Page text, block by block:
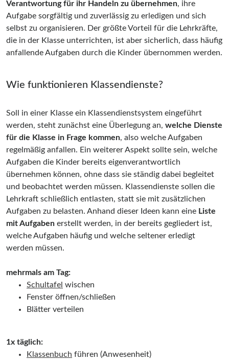
Verantwortung für ihr Handeln zu übernehmen, ihre
Aufgabe sorgfältig und zuverlässig zu erledigen und sich
selbst zu organisieren. Der größte Vorteil für die Lehrkräfte,
die in der Klasse unterrichten, ist aber sicherlich, dass häufig
anfallende Aufgaben durch die Kinder übernommen werden.
Wie funktionieren Klassendienste?
Soll in einer Klasse ein Klassendienstsystem eingeführt
werden, steht zunächst eine Überlegung an, welche Dienste
für die Klasse in Frage kommen, also welche Aufgaben
regelmäßig anfallen. Ein weiterer Aspekt sollte sein, welche
Aufgaben die Kinder bereits eigenverantwortlich
übernehmen können, ohne dass sie ständig dabei begleitet
und beobachtet werden müssen. Klassendienste sollen die
Lehrkraft schließlich entlasten, statt sie mit zusätzlichen
Aufgaben zu belasten. Anhand dieser Ideen kann eine Liste
mit Aufgaben erstellt werden, in der bereits gegliedert ist,
welche Aufgaben häufig und welche seltener erledigt
werden müssen.
mehrmals am Tag:
Schultafel wischen
Fenster öffnen/schließen
Blätter verteilen
1x täglich:
Klassenbuch führen (Anwesenheit)